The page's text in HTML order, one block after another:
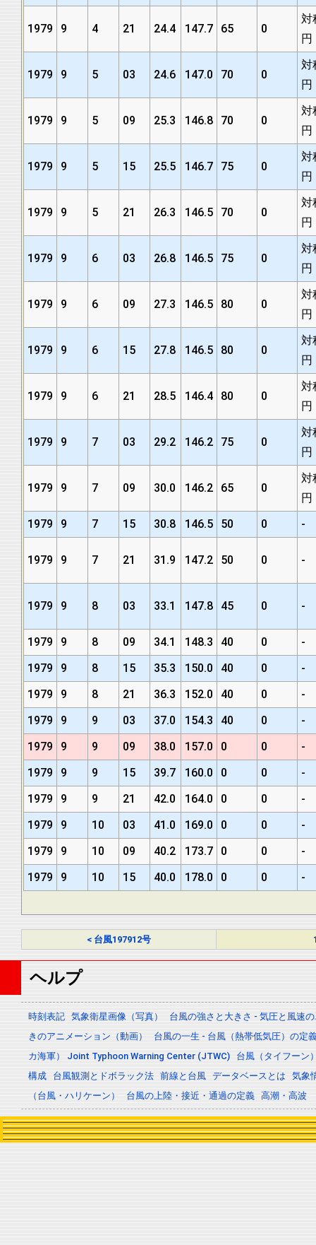
1979 9 4 21 24.4 147.7 65 0
対
円
1979 9 5 03 24.6 147.0 70 0
対
円
1979 9 5 09 25.3 146.8 70 0
対
円
1979 9 5 15 25.5 146.7 75 0
対
円
1979 9 5 21 26.3 146.5 70 0
対
円
1979 9 6 03 26.8 146.5 75 0
対
円
1979 9 6 09 27.3 146.5 80 0
対
円
1979 9 6 15 27.8 146.5 80 0
対
円
1979 9 6 21 28.5 146.4 80 0
対
円
1979 9 7 03 29.2 146.2 75 0
対
円
1979 9 7 09 30.0 146.2 65 0
対
円
1979
9 7 15 30.8 146.5 50 0 -
1979 9 7 21 31.9 147.2 50 0 -
1979 9 8 03 33.1 147.8 45 0 -
1979 9 8 09 34.1 148.3 40 0
-
1979
9 8 15 35.3 150.0 40 0
-
1979
9 8 21 36.3 152.0 40 0
-
1979
9 9 03 37.0 154.3 40 0
-
1979
9 9 09 38.0 157.0 0 0
-
1979
9 9 15 39.7 160.0 0 0
-
1979
9 9 21 42.0 164.0 0 0
-
1979
9 10 03 41.0 169.0 0 0
-
1979
9 10 09 40.2 173.7 0 0
-
1979
9 10 15 40.0 178.0 0 0 -
< 台風197912号
ヘルプ
時刻表記 気象衛星画像（写真）
台風の強さと大きさ - 気圧と風速
きのアニメーション（動画）
台風の一生 - 台風（熱帯低気圧）の定
カ海軍） Joint Typhoon Warning Center (JTWC)
台風（タイフーン
構成
台風観測とドボラック法 前線と台風 データベースとは
気象
（台風・ハリケーン）
台風の上陸・接近・通過の定義 高潮・高波